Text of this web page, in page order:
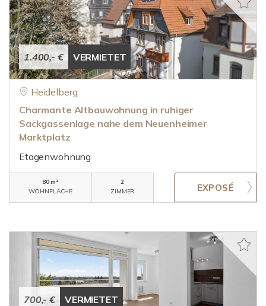
1.400,- € VERMIETET
Heidelberg
Charmante Altbauwohnung in ruhiger
Sackgassenlage nahe dem Neuenheimer
Marktplatz
Etagenwohnung
80 m²
WOHNFLÄCHE
2
ZIMMER
700,- € VERMIETET